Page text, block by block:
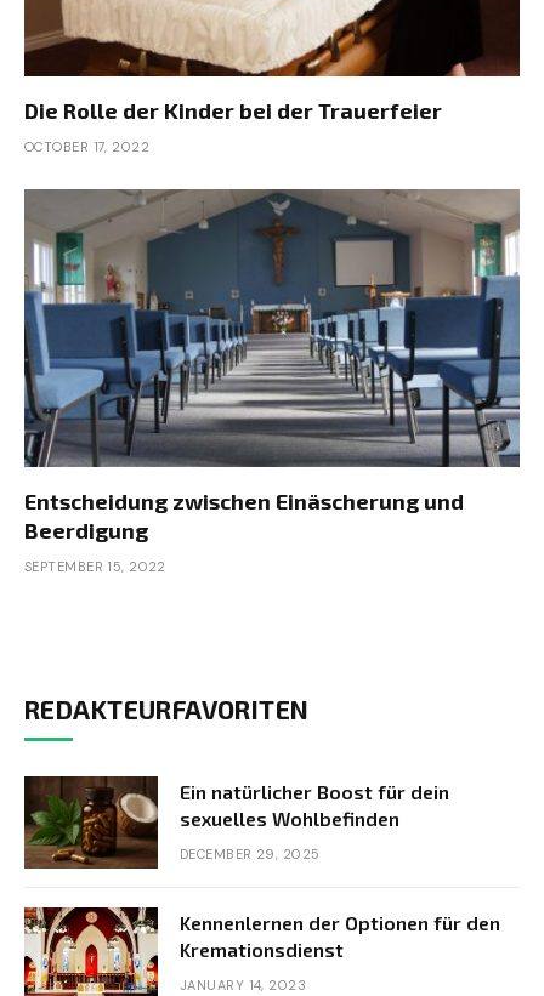
Die Rolle der Kinder bei der Trauerfeier
OCTOBER 17, 2022
Entscheidung zwischen Einäscherung und
Beerdigung
SEPTEMBER 15, 2022
REDAKTEURFAVORITEN
Ein natürlicher Boost für dein
sexuelles Wohlbefinden
DECEMBER 29, 2025
Kennenlernen der Optionen für den
Kremationsdienst
JANUARY 14, 2023